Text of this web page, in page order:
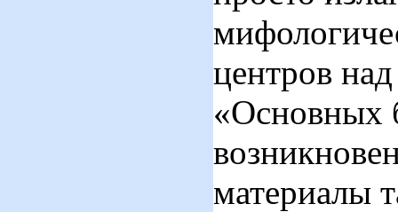
центров
«Основных
материалы